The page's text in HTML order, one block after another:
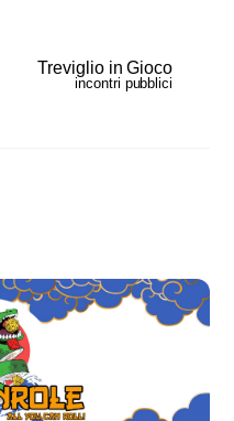
Treviglio in Gioco
incontri pubblici